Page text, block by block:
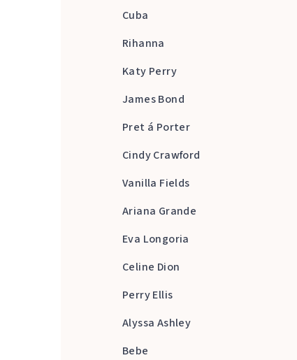
Cuba
Rihanna
Katy Perry
James Bond
Pret á Porter
Cindy Crawford
Vanilla Fields
Ariana Grande
Eva Longoria
Celine Dion
Perry Ellis
Alyssa Ashley
Bebe